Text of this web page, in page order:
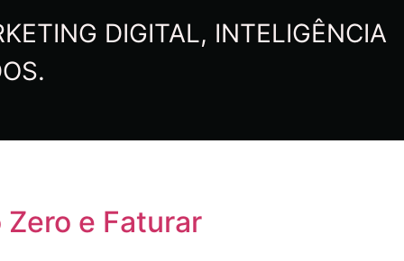
DIGITAL, INTELIGÊNCIA
e Faturar